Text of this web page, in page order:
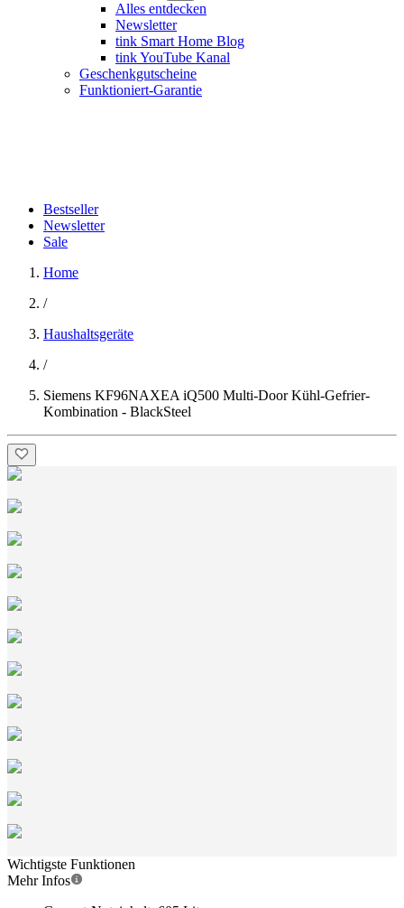
Alles entdecken
Newsletter
tink Smart Home Blog
tink YouTube Kanal
Geschenkgutscheine
Funktioniert-Garantie
Bestseller
Newsletter
Sale
Home
/
Haushaltsgeräte
/
Siemens KF96NAXEA iQ500 Multi-Door Kühl-Gefrier-
Kombination - BlackSteel
Wichtigste Funktionen
Mehr Infos